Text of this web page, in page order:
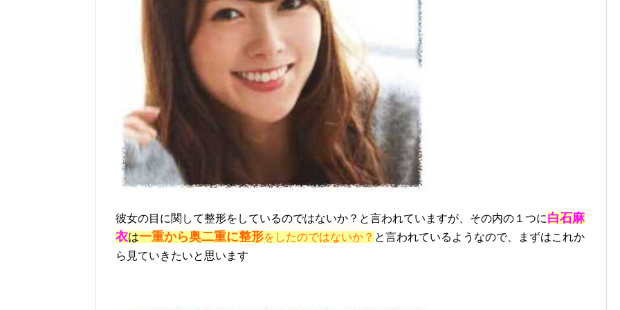
彼女の目に関して整形をしているのではないか？と言われていますが、その内の１つに白石麻
衣は一重から奥二重に整形をしたのではないか？ と言われているようなので、まずはこれか
ら見ていきたいと思います